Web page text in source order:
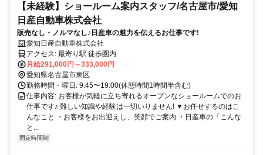
【未経験】ショールーム案内スタッフ/名古屋市/愛知
日産自動車株式会社
販売なし・ノルマなし♪日産車の魅力を伝えるお仕事です!
愛知日産自動車株式会社
アクセス: 最寄り駅 徒歩圏内
月給291,000円～333,000円
愛知県名古屋市東区
勤務時間・曜日: 9:45〜19:00(休憩時間1時間半含む)
仕事内容: お客様が気軽に立ち寄れるオープンなショールームでのお
仕事です♪ 難しい知識や経験は一切いりません! ▼お任せするのはこ
んなこと ・お客様をお出迎えし、笑顔でご案内 ・日産車の「こんな
と...
固定時間制